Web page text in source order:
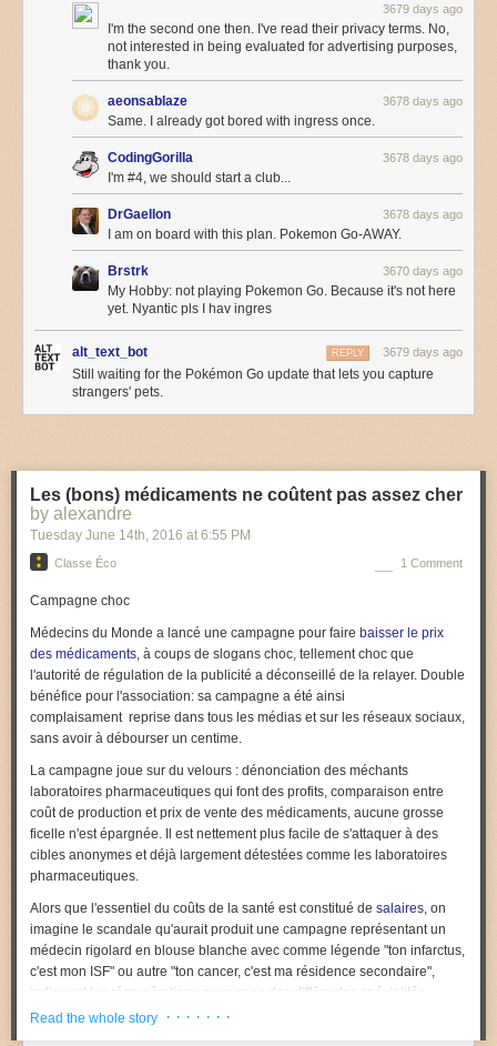
3679 days ago
I'm the second one then. I've read their privacy terms. No,
not interested in being evaluated for advertising purposes,
thank you.
aeonsablaze 3678 days ago
Same. I already got bored with ingress once.
CodingGorilla 3678 days ago
I'm #4, we should start a club...
DrGaellon 3678 days ago
I am on board with this plan. Pokemon Go-AWAY.
Brstrk 3670 days ago
My Hobby: not playing Pokemon Go. Because it's not here
yet. Nyantic pls I hav ingres
alt_text_bot 3679 days ago
REPLY
Still waiting for the Pokémon Go update that lets you capture
strangers' pets.
Les (bons) médicaments ne coûtent pas assez cher
by alexandre
Tuesday June 14th, 2016 at 6:55 PM
Classe Éco 1 Comment
Campagne choc
Médecins du Monde a lancé une campagne pour faire baisser le prix
des médicaments, à coups de slogans choc, tellement choc que
l'autorité de régulation de la publicité a déconseillé de la relayer. Double
bénéfice pour l'association: sa campagne a été ainsi
complaisament reprise dans tous les médias et sur les réseaux sociaux,
sans avoir à débourser un centime.
La campagne joue sur du velours : dénonciation des méchants
laboratoires pharmaceutiques qui font des profits, comparaison entre
coût de production et prix de vente des médicaments, aucune grosse
ficelle n'est épargnée. Il est nettement plus facile de s'attaquer à des
cibles anonymes et déjà largement détestées comme les laboratoires
pharmaceutiques.
Alors que l'essentiel du coûts de la santé est constitué de salaires, on
imagine le scandale qu'aurait produit une campagne représentant un
médecin rigolard en blouse blanche avec comme légende "ton infarctus,
c'est mon ISF" ou autre "ton cancer, c'est ma résidence secondaire",
indiquant les
rémunérations moyennes des différentes spécialités
médicales.
Read the whole story · · · · · · ·